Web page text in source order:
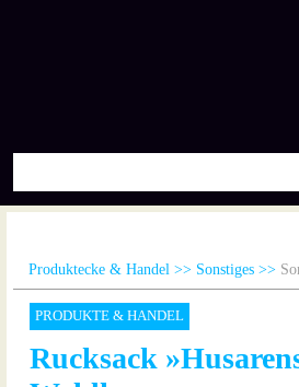
Produktecke & Handel Sonstiges
PRODUKTE & HANDEL
Rucksack